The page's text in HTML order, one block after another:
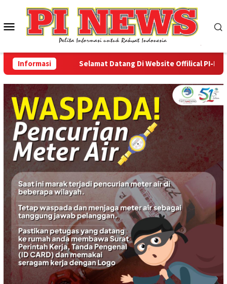
konten
Menu
Mobile
Informasi Selamat Datang Di Website Offilical PI-News